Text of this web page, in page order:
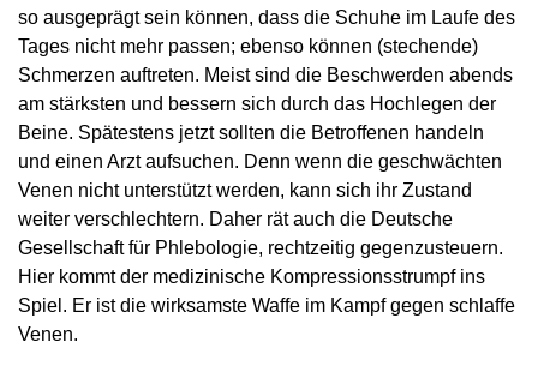
so ausgeprägt sein können, dass die Schuhe im Laufe des
Tages nicht mehr passen; ebenso können (stechende)
Schmerzen auftreten. Meist sind die Beschwerden abends
am stärksten und bessern sich durch das Hochlegen der
Beine. Spätestens jetzt sollten die Betroffenen handeln
und einen Arzt aufsuchen. Denn wenn die geschwächten
Venen nicht unterstützt werden, kann sich ihr Zustand
weiter verschlechtern. Daher rät auch die Deutsche
Gesellschaft für Phlebologie, rechtzeitig gegenzusteuern.
Hier kommt der medizinische Kompressionsstrumpf ins
Spiel. Er ist die wirksamste Waffe im Kampf gegen schlaffe
Venen.